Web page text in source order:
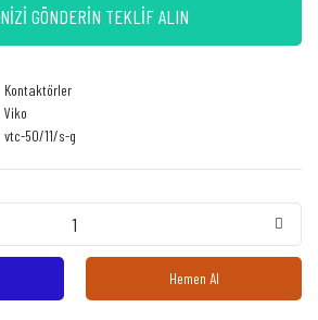
GÖNDERİN TEKLİF ALIN
Kontaktörler
Viko
vtc-50/11/s-g
Hemen Al